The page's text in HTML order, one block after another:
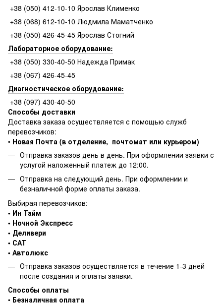
+38 (050) 412-10-10 Ярослав Клименко
+38 (068) 612-10-10 Людмила Маматченко
+38 (050) 426-45-45 Ярослав Стогний
Лабораторное оборудование:
+38 (050) 330-40-50 Надежда Примак
+38 (067) 426-45-45
Диагностическое оборудование:
+38 (097) 430-40-50
Способы доставки
Доставка заказа осуществляется с помощью служб
перевозчиков:
• Новая Почта (в отделение, почтомат или курьером)
Отправка заказов день в день. При оформлении заявки с
услугой наложенный платеж до 12:00.
Отправка на следующий день. При оформлении и
безналичной форме оплаты заказа.
Выбирая перевозчиков:
• Ин Тайм
• Ночной Экспресс
• Деливери
• САТ
• Автолюкс
Отправка заказов осуществляется в течение 1-3 дней
после создания и оплаты заявки.
Способы оплаты
• Безналичная оплата